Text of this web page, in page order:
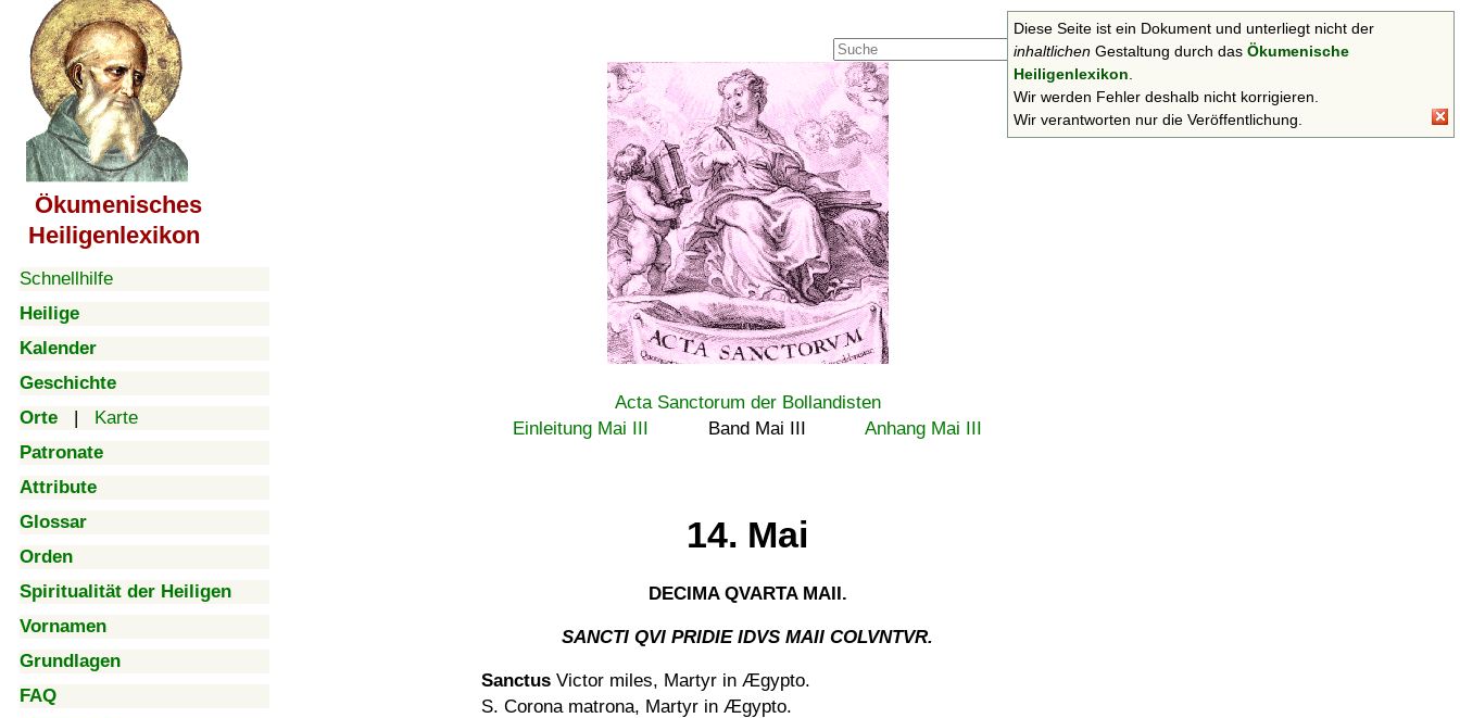
Ökumenisches
Heiligenlexikon
Schnellhilfe
Heilige
Kalender
Geschichte
Orte | Karte
Patronate
Attribute
Glossar
Orden
Spiritualität der Heiligen
Vornamen
Grundlagen
FAQ
Suchen
Acta Sanctorum der Bollandisten
Einleitung Mai III Band Mai III Anhang Mai III
14. Mai
DECIMA QVARTA MAII.
SANCTI QVI PRIDIE IDVS MAII COLVNTVR.
Sanctus Victor miles, Martyr in Ægypto.
S. Corona matrona, Martyr in Ægypto.
Diese Seite ist ein Dokument und unterliegt nicht der
inhaltlichen Gestaltung durch das Ökumenische
Heiligenlexikon
Wir werden Fehler deshalb nicht korrigieren.
Wir verantworten nur die Veröffentlichung.